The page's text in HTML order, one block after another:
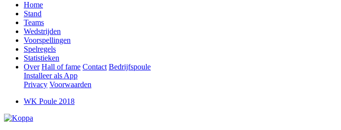
Home
Stand
Teams
Wedstrijden
Voorspellingen
Spelregels
Statistieken
Over Hall of fame Contact Bedrijfspoule
Installeer als App
Privacy Voorwaarden
WK Poule 2018